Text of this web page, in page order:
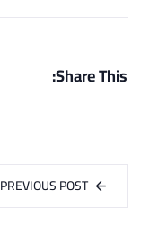
Share This:
PREVIOUS POST